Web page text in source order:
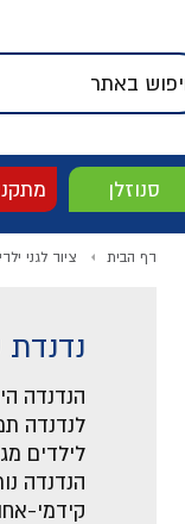
סנוזלן
דף הבית ציוד לגני
נדנדת
הנדנדה
לנדנדה
לילדים
הנדנדה
קידמי-